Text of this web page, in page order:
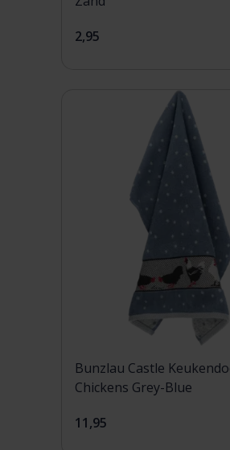
2,95
Bunzlau Castle
Chickens Grey-Blue
11,95